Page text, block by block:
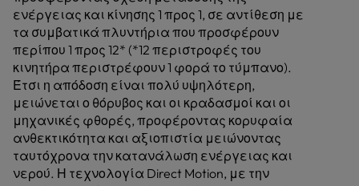
ενέργειας και κίνησης 1 προς 1, σε αντίθεση με
τα συμβατικά πλυντήρια που προσφέρουν
περίπου 1 προς 12* (*12 περιστροφές του
κινητήρα περιστρέφουν 1 φορά το τύμπανο).
Έτσι η απόδοση είναι πολύ υψηλότερη,
μειώνεται ο θόρυβος και οι κραδασμοί και οι
μηχανικές φθορές, προφέροντας κορυφαία
ανθεκτικότητα και αξιοπιστία μειώνοντας
ταυτόχρονα την κατανάλωση ενέργειας και
νερού. Η τεχνολογία Direct Motion, με την